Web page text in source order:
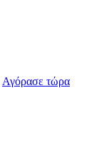
Αγόρασε τώρα